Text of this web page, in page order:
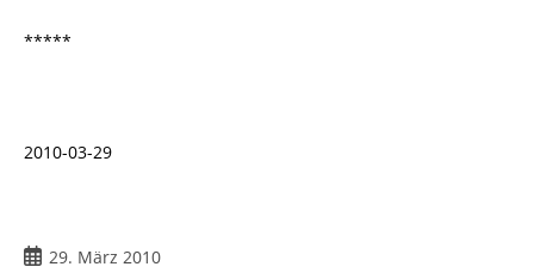
*****
2010-03-29
Beitrag
29. März 2010